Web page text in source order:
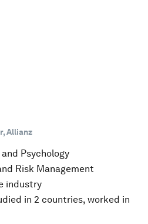
Allianz
Psychology
Risk Management
industry
in 2 countries, worked in